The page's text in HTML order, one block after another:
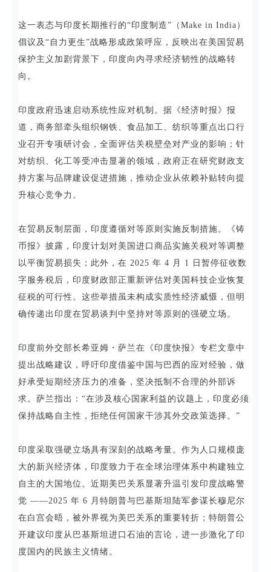
这一表态与印度长期推行的“印度制造”（Make in India）
倡议及“自力更生”战略形成政策呼应，反映出在美国贸易
保护主义加剧背景下，印度向内寻求经济韧性的战略转
向。
印度政府迅速启动系统性应对机制。据《经济时报》报
道，商务部牵头组织钢铁、食品加工、纺织等重点出口行
业召开专项研讨会，全面评估关税壁垒对产业的影响；针
对纺织、化工等受冲击显著的领域，政府正在研究财政支
持方案与品牌建设促进措施，推动企业从依赖补贴转向提
升核心竞争力。
在贸易反制层面，印度遵循对等原则实施反制措施。《铸
币报》披露，印度计划对美国进口商品实施关税对等调整
以平衡贸易损失；此外，在 2025 年 4 月 1 日暂停征收数
字服务税后，印度财政部正重新评估对美国科技企业恢复
征税的可行性。这些举措虽未构成实质性经济威慑，但明
确传递出印度在贸易谈判中坚持对等原则的强硬立场。
印度前外交部长希亚姆・萨兰在《印度快报》专栏文章中
提出战略建议，呼吁印度借鉴中国与巴西的应对经验，做
好承受短期经济压力的准备，坚决抵制不合理的外部诉
求。萨兰指出：“在涉及核心国家利益的议题上，印度必须
保持战略自主性，拒绝任何国家干涉其外交政策选择。”
印度采取强硬立场具有深刻的战略考量。作为人口规模庞
大的新兴经济体，印度致力于在全球治理体系中构建独立
自主的大国地位。近期美巴关系显著升温引发印度战略警
觉 ——2025 年 6 月特朗普与巴基斯坦陆军参谋长穆尼尔
在白宫会晤，被外界视为美巴关系的重要转折；特朗普公
开建议印度从巴基斯坦进口石油的言论，进一步激化了印
度国内的民族主义情绪。